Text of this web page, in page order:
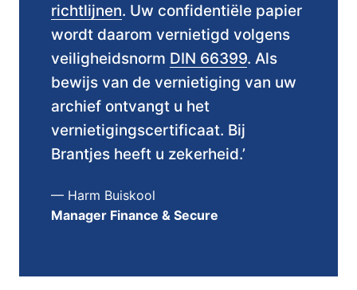
richtlijnen. Uw confidentiële papier
wordt daarom vernietigd volgens
veiligheidsnorm DIN 66399. Als
bewijs van de vernietiging van uw
archief ontvangt u het
vernietigingscertificaat. Bij
Brantjes heeft u zekerheid.’
— Harm Buiskool
Manager Finance & Secure